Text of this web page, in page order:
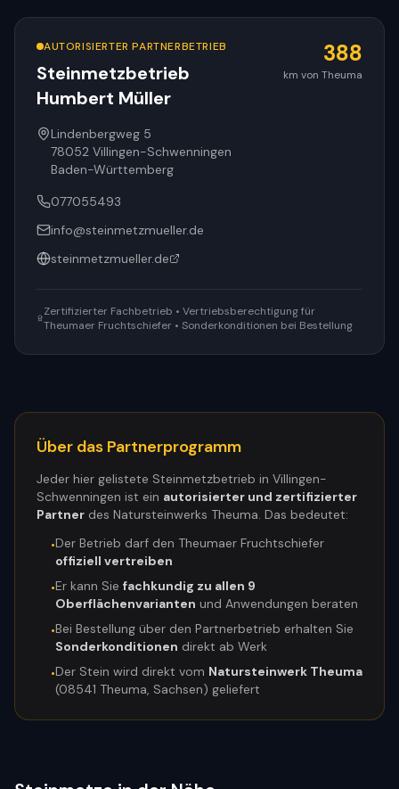
AUTORISIERTER PARTNERBETRIEB
Steinmetzbetrieb
Humbert Müller
388
km von Theuma
Lindenbergweg 5
78052 Villingen-Schwenningen
Baden-Württemberg
077055493
info@steinmetzmueller.de
steinmetzmueller.de
Zertifizierter Fachbetrieb • Vertriebsberechtigung für
Theumaer Fruchtschiefer • Sonderkonditionen bei Bestellung
Über das Partnerprogramm
Jeder hier gelistete Steinmetzbetrieb in Villingen-
Schwenningen ist ein autorisierter und zertifizierter
Partner des Natursteinwerks Theuma. Das bedeutet:
•Der Betrieb darf den Theumaer Fruchtschiefer
offiziell vertreiben
•Er kann Sie fachkundig zu allen 9
Oberflächenvarianten und Anwendungen beraten
•Bei Bestellung über den Partnerbetrieb erhalten Sie
Sonderkonditionen direkt ab Werk
•Der Stein wird direkt vom Natursteinwerk Theuma
(08541 Theuma, Sachsen) geliefert